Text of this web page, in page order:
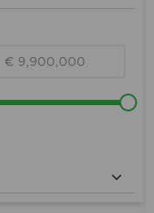
€ 9,900,000